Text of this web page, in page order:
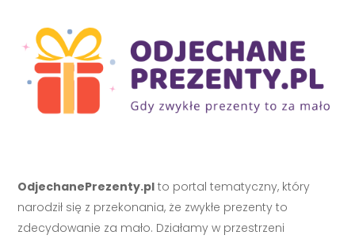
OdjechanePrezenty.pl to portal tematyczny, który
narodził się z przekonania, że zwykłe prezenty to
zdecydowanie za mało. Działamy w przestrzeni